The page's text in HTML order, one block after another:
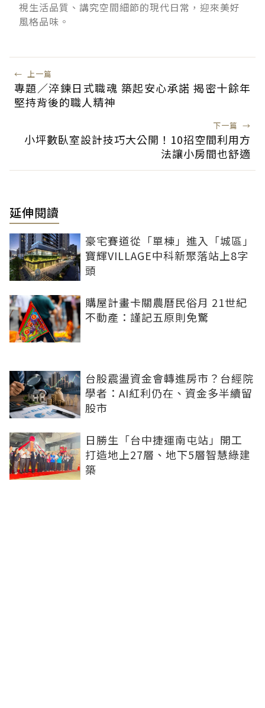
視生活品質、講究空間細節的現代日常，迎來美好
風格品味。
← 上一篇
專題／淬鍊日式職魂 築起安心承諾 揭密十餘年
堅持背後的職人精神
下一篇 →
小坪數臥室設計技巧大公開！10招空間利用方
法讓小房間也舒適
延伸閱讀
豪宅賽道從「單棟」進入「城區」
寶輝VILLAGE中科新聚落站上8字
頭
購屋計畫卡關農曆民俗月 21世紀
不動產：謹記五原則免驚
台股震盪資金會轉進房市？台經院
學者：AI紅利仍在、資金多半續留
股市
日勝生「台中捷運南屯站」開工
打造地上27層、地下5層智慧綠建
築